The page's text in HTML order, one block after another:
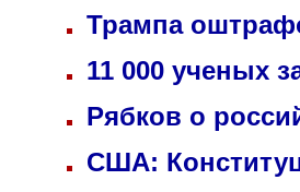
Трампа
11 000 ученых
Рябков о
США: